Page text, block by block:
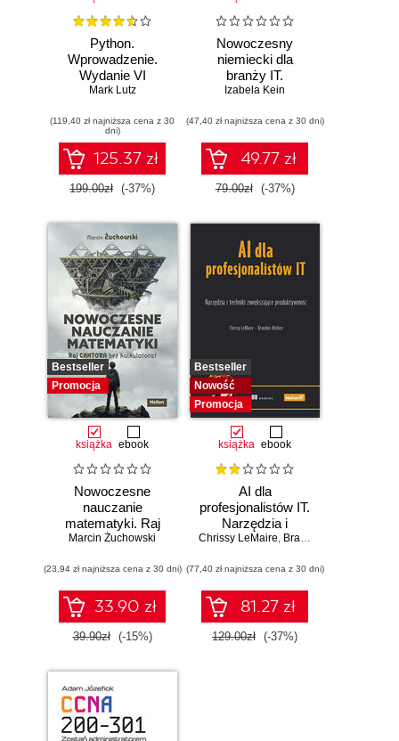
Python.
Wprowadzenie.
Wydanie VI
Mark Lutz
(119,40 zł najniższa cena z 30
dni)
125.37 zł
199.00zł (-37%)
Nowoczesny
niemiecki dla
branży IT.
Praktyczne
ćwiczenia
Izabela Kein
(47,40 zł najniższa cena z 30 dni)
49.77 zł
79.00zł (-37%)
Bestseller
Promocja
książka ebook
Nowoczesne
nauczanie
matematyki. Raj
Cantora bez
Marcin Żuchowski
(23,94 zł najniższa cena z 30 dni)
33.90 zł
39.90zł (-15%)
Bestseller
Nowość
Promocja
książka ebook
AI dla
profesjonalistów IT.
Narzędzia i
techniki
produktywność
Chrissy LeMaire, Brandon Abshire
(77,40 zł najniższa cena z 30 dni)
81.27 zł
129.00zł (-37%)